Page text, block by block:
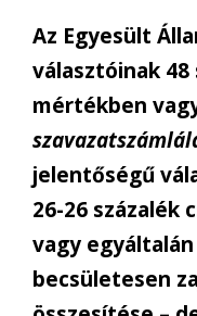
Az Egyesült
választóinak
mértékben
jelentőségű
26-26 százalék
vagy
becsületesen